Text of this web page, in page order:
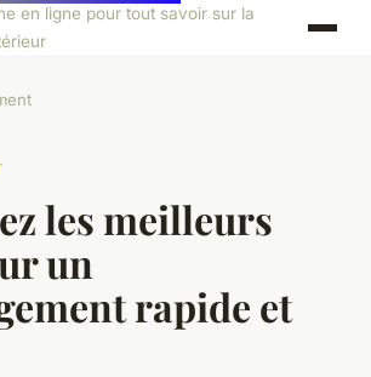
en ligne pour tout savoir sur la
les meilleurs
un
rapide et